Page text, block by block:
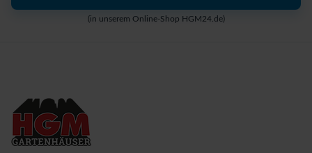
(in unserem Online-Shop HGM24.de)